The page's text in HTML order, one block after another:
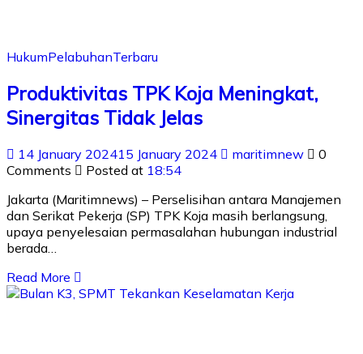
HukumPelabuhanTerbaru
Produktivitas TPK Koja Meningkat,
Sinergitas Tidak Jelas
14 January 202415 January 2024 maritimnew
0
Comments
Posted at 18:54
Jakarta (Maritimnews) – Perselisihan antara Manajemen
dan Serikat Pekerja (SP) TPK Koja masih berlangsung,
upaya penyelesaian permasalahan hubungan industrial
berada…
Read More